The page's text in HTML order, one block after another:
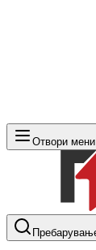
Отвори мени